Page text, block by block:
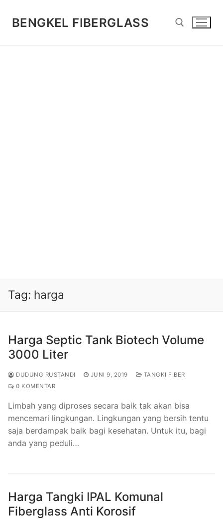
BENGKEL FIBERGLASS
Tag: harga
Harga Septic Tank Biotech Volume
3000 Liter
DUDUNG RUSTANDI JUNI 9, 2019
TANGKI FIBER
0 KOMENTAR
Limbah yang diproses secara baik tak akan bisa
mencemari lingkungan. Lingkungan yang bersih tentu
saja berdampak baik bagi kesehatan. Untuk itu, bagi
anda yang peduli…
Harga Tangki IPAL Komunal
Fiberglass Anti Korosif